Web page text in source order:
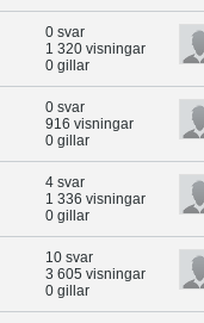
0 svar
1 320 visningar
0 gillar
0 svar
916 visningar
0 gillar
4 svar
1 336 visningar
0 gillar
10 svar
3 605 visningar
0 gillar